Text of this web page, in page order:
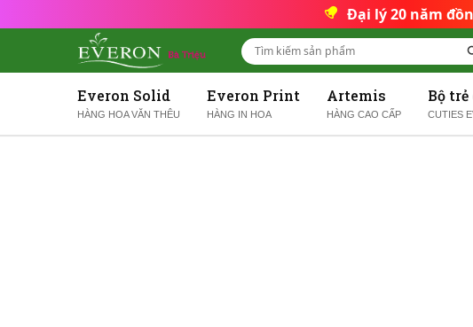
Đại lý 20 năm
Everon Solid
HÀNG HOA VĂN THÊU
Everon Print
HÀNG IN HOA
Artemis
HÀNG CAO CẤP
Bộ trẻ
CUTIES